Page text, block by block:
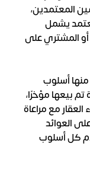
المعتمدين،
يشمل
أو المشتري على
منها أسلوب
تم بيعها مؤخرًا،
مع مراعاة
العوائد
كل أسلوب